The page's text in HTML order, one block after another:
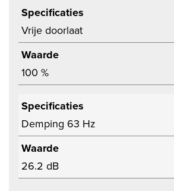
Specificaties
Vrije doorlaat
Waarde
100 %
Specificaties
Demping 63 Hz
Waarde
26.2 dB